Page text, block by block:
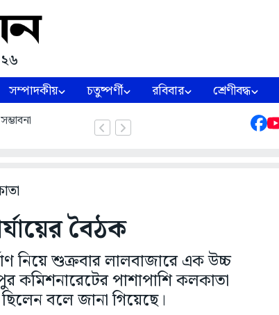
সম্পাদকীয় চতুষ্পর্ণী রবিবার শ্রেণীবদ্ধ
বৈঠক
নিয়ে শুক্রবার লালবাজারে এক উচ্চ
কমিশনারেটের পাশাপাশি কলকাতা
ছিলেন বলে জানা গিয়েছে।